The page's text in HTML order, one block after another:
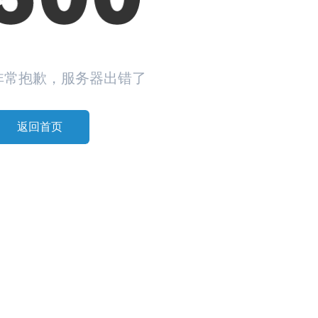
常抱歉，服务器出错了
返回首页